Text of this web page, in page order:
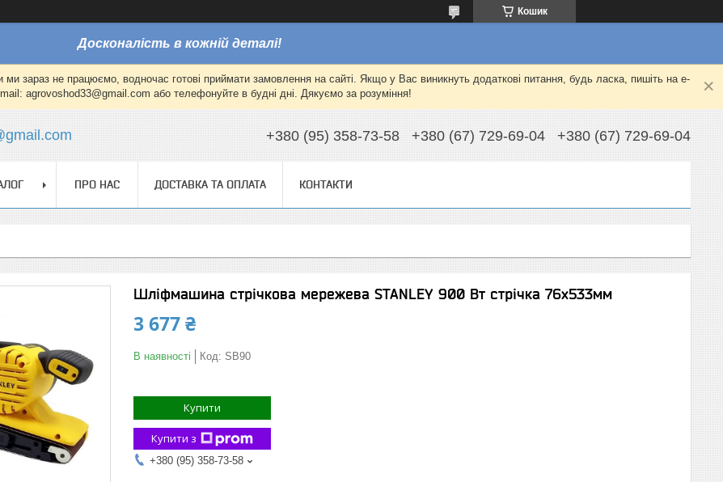
Кошик
Досконалість в кожній деталі!
зараз не працюємо, водночас готові приймати замовлення на сайті. Якщо у Вас виникнуть додаткові питання, будь ласка, пишіть на e-
mail: agrovoshod33@gmail.com або телефонуйте в будні дні. Дякуємо за розуміння!
+380 (95) 358-73-58 +380 (67) 729-69-04 +380 (67) 729-69-04
ПРО НАС ДОСТАВКА ТА ОПЛАТА КОНТАКТИ
Шліфмашина стрічкова мережева STANLEY 900 Вт стрічка 76х533мм
3 677 ₴
В наявності Код: SB90
Купити
Купити з
+380 (95) 358-73-58